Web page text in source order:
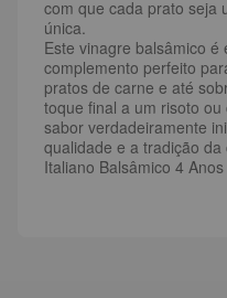
com que cada prato seja
única.
Este vinagre balsâmico
complemento perfeito
pratos de carne e até
toque final a um risoto
sabor verdadeiramente
qualidade e a tradição
Italiano Balsâmico 4 Anos